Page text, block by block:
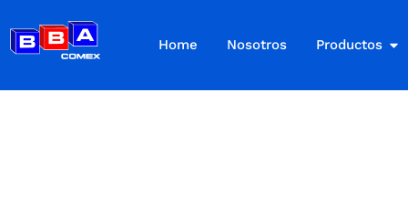
Home Nosotros Productos